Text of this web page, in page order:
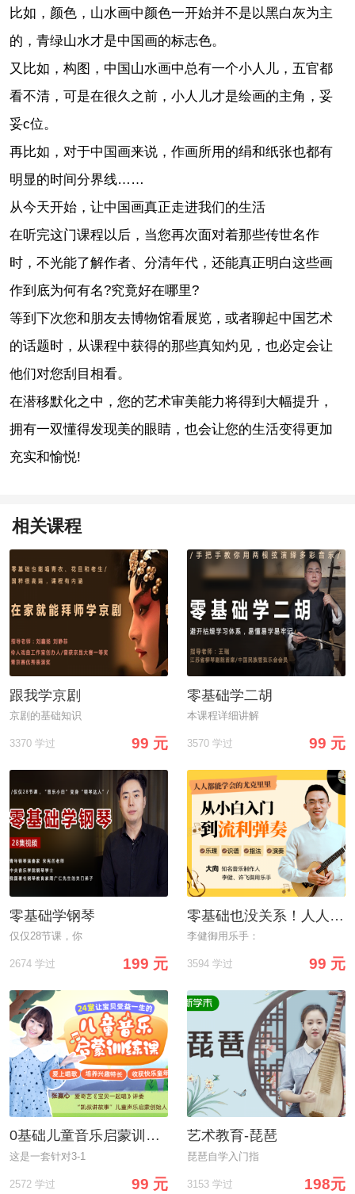
比如，颜色，山水画中颜色一开始并不是以黑白灰为主
的，青绿山水才是中国画的标志色。
又比如，构图，中国山水画中总有一个小人儿，五官都
看不清，可是在很久之前，小人儿才是绘画的主角，妥
妥c位。
再比如，对于中国画来说，作画所用的绢和纸张也都有
明显的时间分界线……
从今天开始，让中国画真正走进我们的生活
在听完这门课程以后，当您再次面对着那些传世名作
时，不光能了解作者、分清年代，还能真正明白这些画
作到底为何有名?究竟好在哪里?
等到下次您和朋友去博物馆看展览，或者聊起中国艺术
的话题时，从课程中获得的那些真知灼见，也必定会让
他们对您刮目相看。
在潜移默化之中，您的艺术审美能力将得到大幅提升，
拥有一双懂得发现美的眼睛，也会让您的生活变得更加
充实和愉悦!
相关课程
跟我学京剧
京剧的基础知识
3370 学过 99 元
零基础学二胡
本课程详细讲解
3570 学过 99 元
零基础学钢琴
仅仅28节课，你
2674 学过 199 元
零基础也没关系！人人能学会尤克里里，不走弯路，从小白到流利弹奏
李健御用乐手：
3594 学过 99 元
0基础儿童音乐启蒙训练课：适合3-10岁孩子，让宝贝从此爱上唱歌，收获快乐童年！
这是一套针对3-1
2572 学过 99 元
艺术教育-琵琶
琵琶自学入门指
3153 学过 198元